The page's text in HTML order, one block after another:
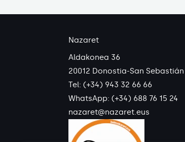
Nazaret
Aldakonea 36
20012 Donostia-San Sebastián
Tel: (+34) 943 32 66 66
WhatsApp: (+34) 688 76 15 24
nazaret@nazaret.eus